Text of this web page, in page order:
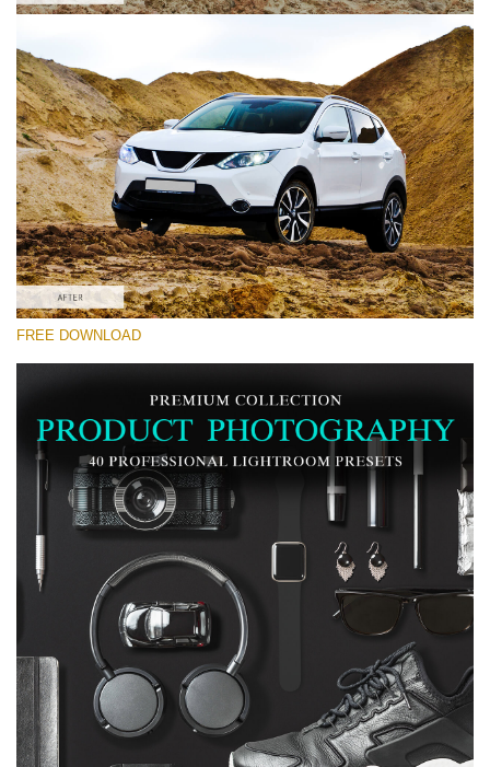
Please select
Product Photography
(40 Lr Presets)
Must-Have Collection
(1432 Lr Presets)
Entire Collection
(2067 Lr Presets)
Free download
FREE DOWNLOAD